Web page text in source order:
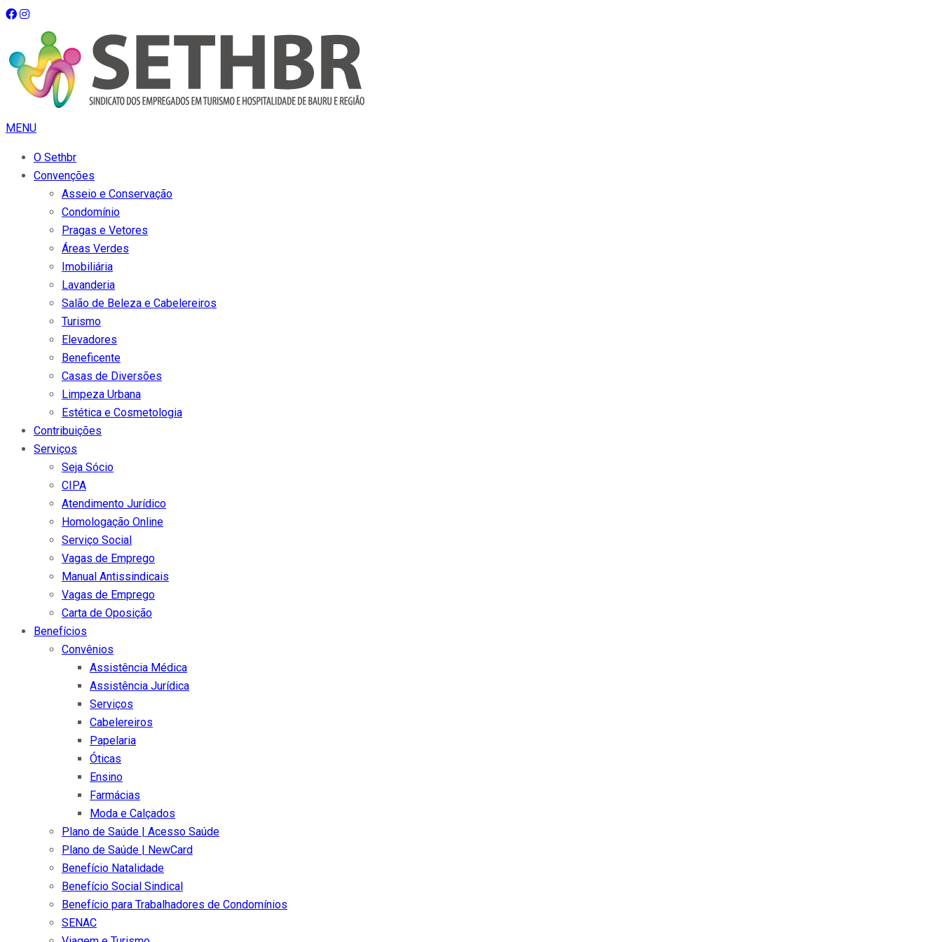
MENU
O Sethbr
Convenções
Asseio e Conservação
Condomínio
Pragas e Vetores
Áreas Verdes
Imobiliária
Lavanderia
Salão de Beleza e Cabelereiros
Turismo
Elevadores
Beneficente
Casas de Diversões
Limpeza Urbana
Estética e Cosmetologia
Contribuições
Serviços
Seja Sócio
CIPA
Atendimento Jurídico
Homologação Online
Serviço Social
Vagas de Emprego
Manual Antissindicais
Vagas de Emprego
Carta de Oposição
Benefícios
Convênios
Assistência Médica
Assistência Jurídica
Serviços
Cabelereiros
Papelaria
Óticas
Ensino
Farmácias
Moda e Calçados
Plano de Saúde | Acesso Saúde
Plano de Saúde | NewCard
Benefício Natalidade
Benefício Social Sindical
Benefício para Trabalhadores de Condomínios
SENAC